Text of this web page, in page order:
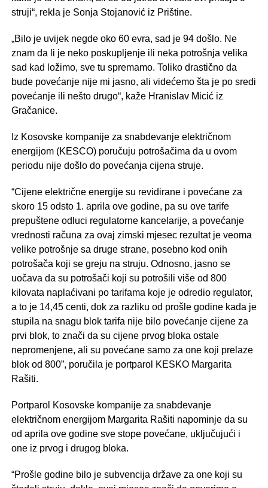
struji“, rekla je Sonja Stojanović iz Prištine.
„Bilo je uvijek negde oko 60 evra, sad je 94 došlo. Ne
znam da li je neko poskupljenje ili neka potrošnja velika
sad kad ložimo, sve tu spremamo. Toliko drastično da
bude povećanje nije mi jasno, ali videćemo šta je po sredi
povećanje ili nešto drugo“, kaže Hranislav Micić iz
Gračanice.
Iz Kosovske kompanije za snabdevanje električnom
energijom (KESCO) poručuju potrošačima da u ovom
periodu nije došlo do povećanja cijena struje.
“Cijene električne energije su revidirane i povećane za
skoro 15 odsto 1. aprila ove godine, pa su ove tarife
prepuštene odluci regulatorne kancelarije, a povećanje
vrednosti računa za ovaj zimski mjesec rezultat je veoma
velike potrošnje sa druge strane, posebno kod onih
potrošača koji se greju na struju. Odnosno, jasno se
uočava da su potrošači koji su potrošili više od 800
kilovata naplaćivani po tarifama koje je odredio regulator,
a to je 14,45 centi, dok za razliku od prošle godine kada je
stupila na snagu blok tarifa nije bilo povećanje cijene za
prvi blok, to znači da su cijene prvog bloka ostale
nepromenjene, ali su povećane samo za one koji prelaze
blok od 800”, poručila je portparol KESKO Margarita
Rašiti.
Portparol Kosovske kompanije za snabdevanje
električnom energijom Margarita Rašiti napominje da su
od aprila ove godine sve stope povećane, uključujući i
one iz prvog i drugog bloka.
“Prošle godine bilo je subvencija države za one koji su